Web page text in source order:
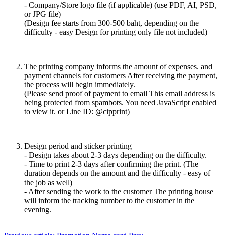
- Company/Store logo file (if applicable) (use PDF, AI, PSD,
or JPG file)
(Design fee starts from 300-500 baht, depending on the
difficulty - easy Design for printing only file not included)
The printing company informs the amount of expenses. and
payment channels for customers After receiving the payment,
the process will begin immediately.
(Please send proof of payment to email This email address is
being protected from spambots. You need JavaScript enabled
to view it. or Line ID: @cipprint)
Design period and sticker printing
- Design takes about 2-3 days depending on the difficulty.
- Time to print 2-3 days after confirming the print. (The
duration depends on the amount and the difficulty - easy of
the job as well)
- After sending the work to the customer The printing house
will inform the tracking number to the customer in the
evening.